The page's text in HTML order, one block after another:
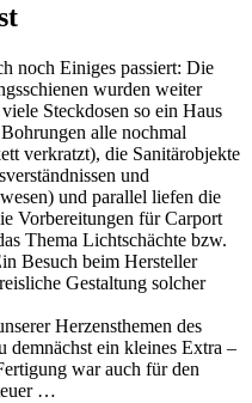
noch Einiges passiert: Die
wurden weiter
Steckdosen so ein Haus
alle nochmal
verkratzt), die Sanitärobjekte
und
und parallel liefen die
Vorbereitungen für Carport
Thema Lichtschächte bzw.
Besuch beim Hersteller
Gestaltung solcher
Herzensthemen des
demnächst ein kleines Extra –
war auch für den
…